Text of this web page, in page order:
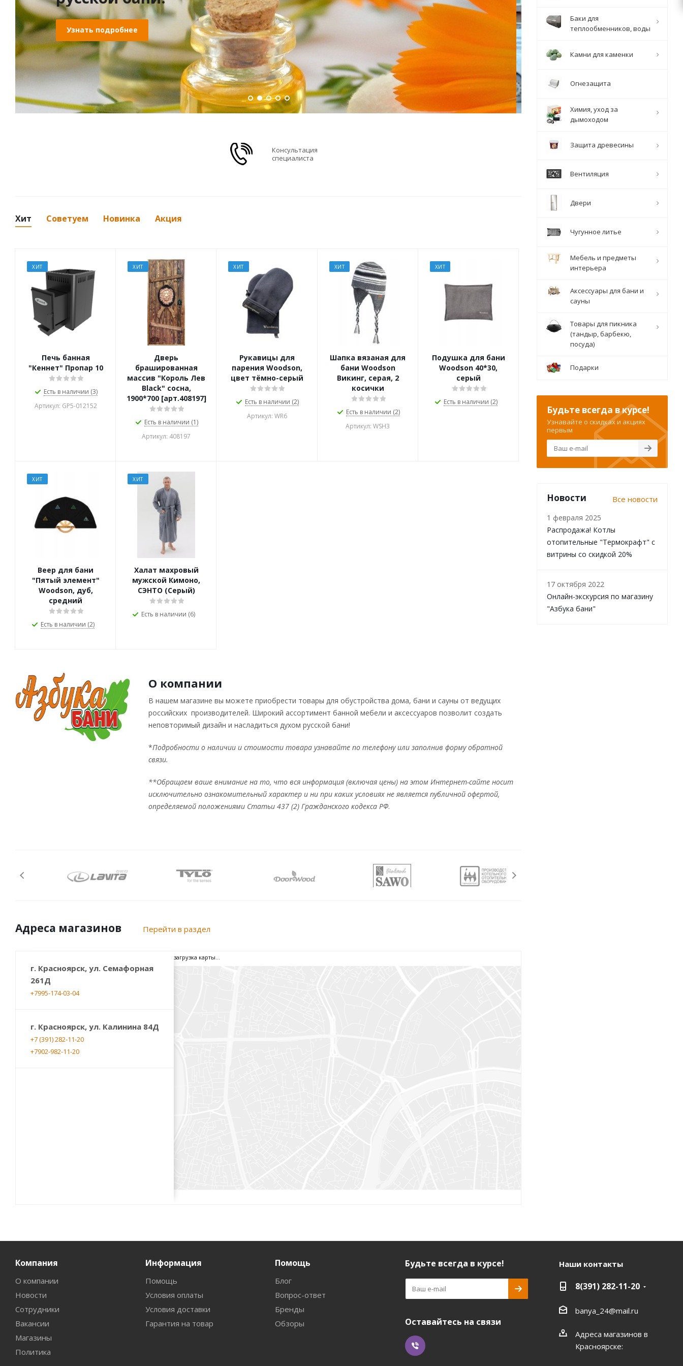
Узнать подробнее Узнать подробнее
Консультация
специалиста
Хит Советуем Новинка Акция
ХИТ
Печь банная
"Кеннет" Пропар 10
Есть в наличии (3)
Артикул: GP5-012152
ХИТ
Дверь
брашированная
массив "Король Лев
Black" сосна,
1900*700 [арт.408197]
Есть в наличии (1)
Артикул: 408197
ХИТ
Рукавицы для
парения Woodson,
цвет тёмно-серый
Есть в наличии (2)
Артикул: WR6
ХИТ
Шапка вязаная для
бани Woodson
Викинг, серая, 2
косички
Есть в наличии (2)
Артикул: WSH3
ХИТ
Подушка для бани
Woodson 40*30,
серый
Есть в наличии (2)
ХИТ
Веер для бани
"Пятый элемент"
Woodson, дуб,
средний
Есть в наличии (2)
ХИТ
Халат махровый
мужской Кимоно,
СЭНТО (Серый)
Есть в наличии (6)
О компании
В нашем магазине вы можете приобрести товары для обустройства дома, бани и сауны от ведущих
российских производителей. Широкий ассортимент банной мебели и аксессуаров позволит создать
неповторимый дизайн и насладиться духом русской бани!
*Подробности о наличии и стоимости товара узнавайте по телефону или заполнив форму обратной
связи.
**Обращаем ваше внимание на то, что вся информация (включая цены) на этом Интернет-сайте носит
исключительно ознакомительный характер и ни при каких условиях не является публичной офертой,
определяемой положениями Статьи 437 (2) Гражданского кодекса РФ.
Адреса магазинов Перейти в раздел
г. Красноярск, ул. Семафорная
261Д
+7995-174-03-04
г. Красноярск, ул. Калинина 84Д
+7 (391) 282-11-20
+7902-982-11-20
загрузка карты...
Баки для
теплообменников, воды
Камни для каменки
Огнезащита
Химия, уход за
дымоходом
Защита древесины
Вентиляция
Двери
Чугунное литье
Мебель и предметы
интерьера
Аксессуары для бани и
сауны
Товары для пикника
(тандыр, барбекю,
посуда)
Подарки
Будьте всегда в курсе!
Узнавайте о скидках и акциях
первым
Новости Все новости
1 февраля 2025
Распродажа! Котлы
отопительные "Термокрафт" с
витрины со скидкой 20%
17 октября 2022
Онлайн-экскурсия по магазину
"Азбука бани"
Компания
О компании
Новости
Сотрудники
Вакансии
Магазины
Политика
Информация
Помощь
Условия оплаты
Условия доставки
Гарантия на товар
Помощь
Блог
Вопрос-ответ
Бренды
Обзоры
Будьте всегда в курсе!
Оставайтесь на связи
Наши контакты
8(391) 282-11-20
banya_24@mail.ru
Адреса магазинов в
Красноярске: